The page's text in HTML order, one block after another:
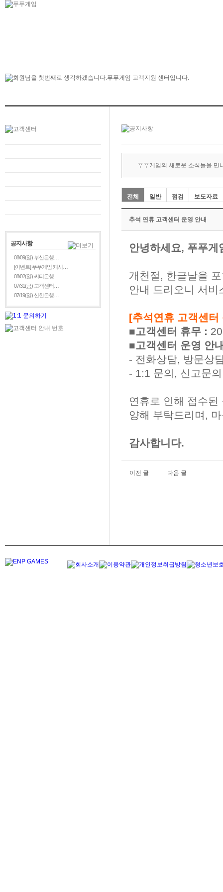
공지사항
08/09(일) 부산은행…
[이벤트] 푸푸게임 캐시…
08/02(일) 씨티은행…
07/31(금) 고객센터…
07/19(일) 신한은행…
푸푸게임의 새로운 소식들을 만
전체 일반 점검 보도자료
추석 연휴 고객센터 운영 안내
안녕하세요, 푸푸게
개천절, 한글날을
안내 드리오니 서
[추석연휴 고객센터
■고객센터 휴무 :
■고객센터 운영 안
- 전화상담, 방문상
- 1:1 문의, 신고문
연휴로 인해 접수
양해 부탁드리며,
감사합니다.
이전 글 다음 글